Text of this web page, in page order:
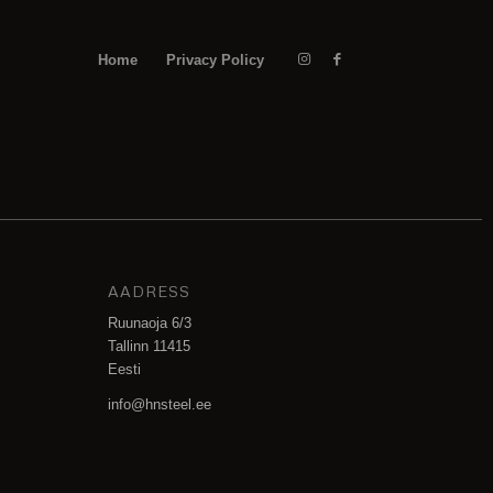
Home Privacy Policy
AADRESS
Ruunaoja 6/3
Tallinn 11415
Eesti
info@hnsteel.ee